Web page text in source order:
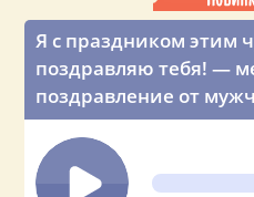
Я с праздником этим
поздравляю тебя! —
поздравление от